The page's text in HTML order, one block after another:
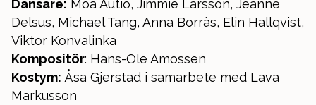
Dansare: Moa Autio, Jimmie Larsson, Jeanne
Delsus, Michael Tang, Anna Borràs, Elin Hallqvist,
Viktor Konvalinka
Kompositör: Hans-Ole Amossen
Kostym: Åsa Gjerstad i samarbete med Lava
Markusson